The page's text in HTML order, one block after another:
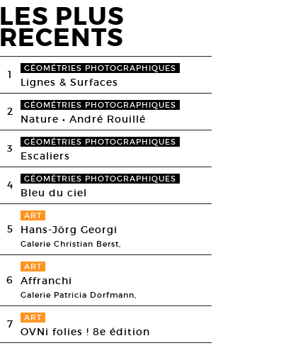
LES PLUS
RECENTS
1 GÉOMÉTRIES PHOTOGRAPHIQUES
Lignes & Surfaces
2 GÉOMÉTRIES PHOTOGRAPHIQUES
Nature • André Rouillé
3 GÉOMÉTRIES PHOTOGRAPHIQUES
Escaliers
4 GÉOMÉTRIES PHOTOGRAPHIQUES
Bleu du ciel
5
ART
Hans-Jörg Georgi
Galerie Christian Berst,
6
ART
Affranchi
Galerie Patricia Dorfmann,
7 ART
OVNi folies ! 8e édition